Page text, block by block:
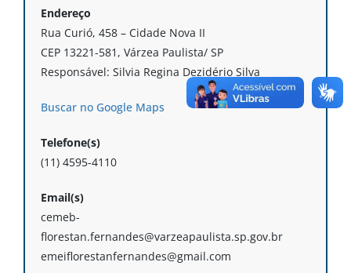
Endereço
Rua Curió, 458 – Cidade Nova II
CEP 13221-581, Várzea Paulista/ SP
Responsável: Silvia Regina Dezidério Silva
Buscar no Google Maps
Telefone(s)
(11) 4595-4110
Email(s)
cemeb-
florestan.fernandes@varzeapaulista.sp.gov.br
emeiflorestanfernandes@gmail.com